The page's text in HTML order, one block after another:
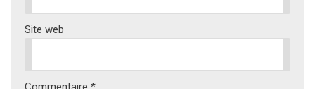
Site web